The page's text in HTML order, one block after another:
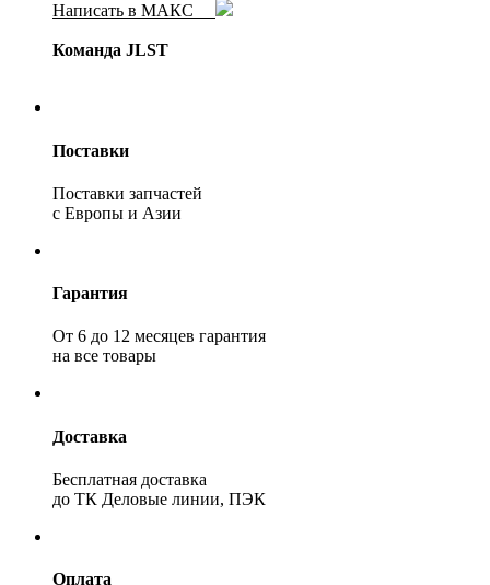
Написать в МАКС
Команда JLST
Поставки
Поставки запчастей
с Европы и Азии
Гарантия
От 6 до 12 месяцев гарантия
на все товары
Доставка
Бесплатная доставка
до ТК Деловые линии, ПЭК
Оплата